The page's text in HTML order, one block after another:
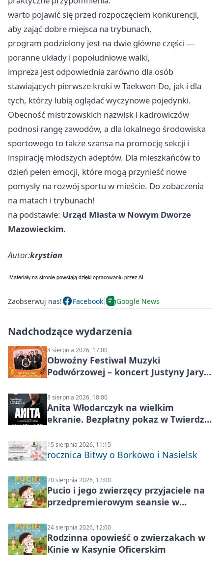
warto pojawić się przed rozpoczęciem konkurencji,
aby zająć dobre miejsca na trybunach,
program podzielony jest na dwie główne części —
poranne układy i popołudniowe walki,
impreza jest odpowiednia zarówno dla osób
stawiających pierwsze kroki w Taekwon-Do, jak i dla
tych, którzy lubią oglądać wyczynowe pojedynki.
Obecność mistrzowskich nazwisk i kadrowiczów
podnosi rangę zawodów, a dla lokalnego środowiska
sportowego to także szansa na promocję sekcji i
inspirację młodszych adeptów. Dla mieszkańców to
dzień pełen emocji, które mogą przynieść nowe
pomysły na rozwój sportu w mieście. Do zobaczenia
na matach i trybunach!
na podstawie: Urząd Miasta w Nowym Dworze
Mazowieckim.
Autor:krystian
Zaobserwuj nas! Facebook Google News
Nadchodzące wydarzenia
8 sierpnia 2026, 17:00
Obwoźny Festiwal Muzyki
Podwórzowej – koncert Justyny Jary i
8 sierpnia 2026, 18:00
Anita Włodarczyk na wielkim
ekranie. Bezpłatny pokaz w Twierdzy
15 sierpnia 2026, 11:15
rocznica Bitwy o Borkowo i Nasielsk
20 sierpnia 2026, 12:00
Pucio i jego zwierzęcy przyjaciele na
przedpremierowym seansie w
24 sierpnia 2026, 12:00
Rodzinna opowieść o zwierzakach w
Kinie w Kasynie Oficerskim